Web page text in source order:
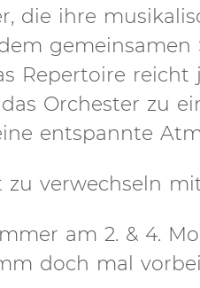
die ihre
Repertoire
Orchester zu
entspannte
verwechseln
am 2. & 4.
doch mal